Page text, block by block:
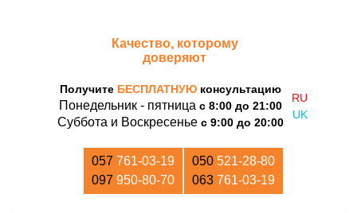
Качество, которому
доверяют
Получите БЕСПЛАТНУЮ консультацию
Понедельник - пятница с 8:00 до 21:00
Суббота и Воскресенье с 9:00 до 20:00
057 761-03-19
097 950-80-70
050 521-28-80
063 761-03-19